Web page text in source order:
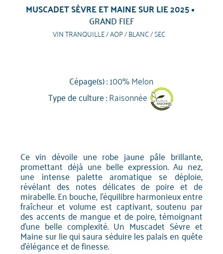
MUSCADET SÈVRE ET MAINE SUR LIE 2025
GRAND FIEF
VIN TRANQUILLE / AOP / BLANC / SEC
Cépage(s) :100% Melon
Type de culture :Raisonnée
Ce vin dévoile une robe jaune pâle brillante,
promettant déjà une belle expression. Au nez,
une intense palette aromatique se déploie,
révélant des notes délicates de poire et de
mirabelle. En bouche, l'équilibre harmonieux entre
fraîcheur et volume est captivant, soutenu par
des accents de mangue et de poire, témoignant
d'une belle complexité. Un Muscadet Sèvre et
Maine sur lie qui saura séduire les palais en quête
d'élégance et de finesse.